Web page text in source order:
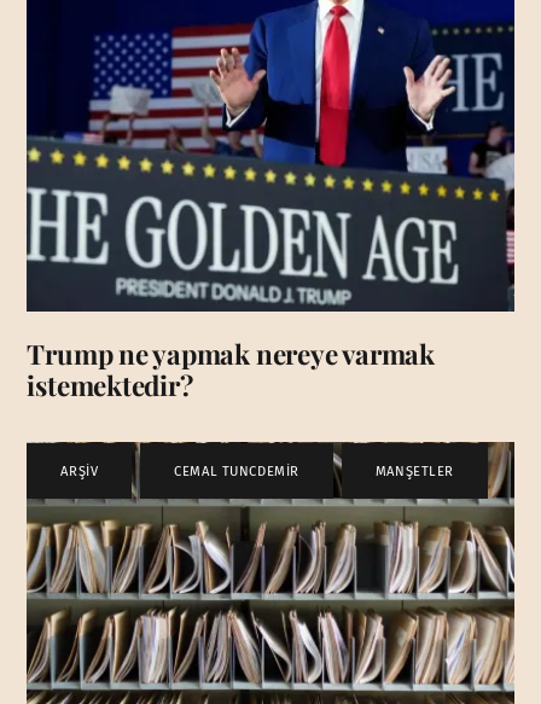
Trump ne yapmak nereye varmak
istemektedir?
ARŞİV CEMAL TUNCDEMİR , MANŞETLER